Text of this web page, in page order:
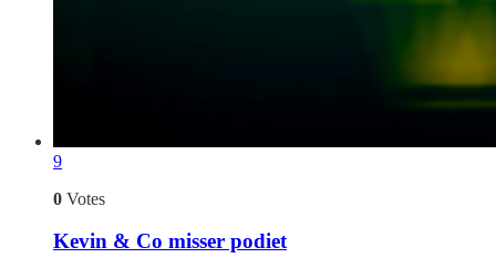
9
0 Votes
Kevin & Co misser podiet